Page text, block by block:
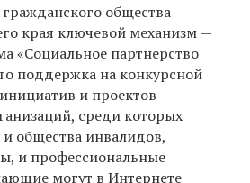
общества
края ключевой механизм —
«Социальное партнерство
поддержка на конкурсной
и проектов
среди которых
и общества инвалидов,
и профессиональные
могут в Интернете